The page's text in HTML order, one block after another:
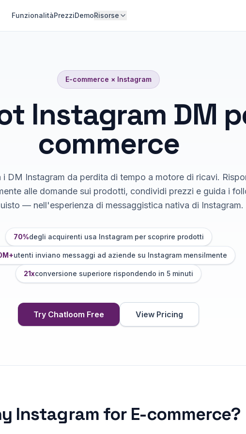
FunzionalitàPrezziDemoRisorse
E-commerce × Instagram
Instagram DM
commerce
i DM Instagram da perdita di tempo a motore di ricavi.
alle domande sui prodotti, condividi prezzi e guida i
— nell'esperienza di messaggistica nativa di Instagram.
70%degli acquirenti usa Instagram per scoprire prodotti
utenti inviano messaggi ad aziende su Instagram mensilmente
21xconversione superiore rispondendo in 5 minuti
Try Chatloom Free View Pricing
Instagram for E-commerce?